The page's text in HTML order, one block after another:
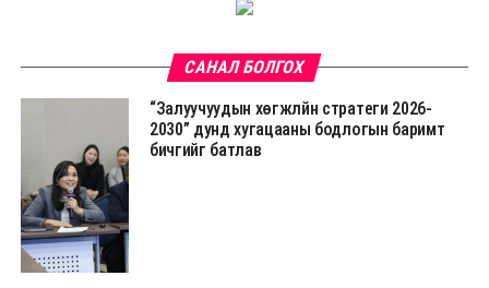
САНАЛ БОЛГОХ
“Залуучуудын хөгжлйн стратеги 2026-
2030” дунд хугацааны бодлогын баримт
бичгийг батлав